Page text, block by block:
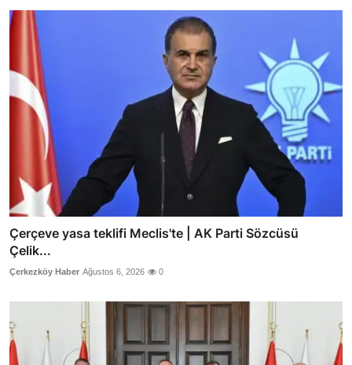
Çerçeve yasa teklifi Meclis'te | AK Parti Sözcüsü
Çelik...
Çerkezköy Haber Ağustos 6, 2026 0